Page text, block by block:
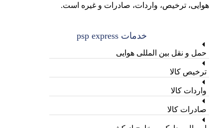
هوایی، ترخیص، واردات، صادرات و غیره است.
خدمات psp express
حمل و نقل بین المللی هوایی
ترخیص کالا
واردات کالا
صادرات کالا